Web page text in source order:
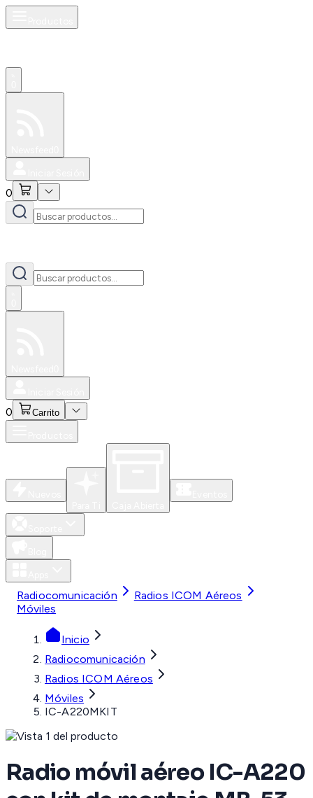
0
0 Carrito
Radiocomunicación
Radios ICOM Aéreos
Móviles
Inicio
Radiocomunicación
Radios ICOM Aéreos
Móviles
IC-A220MKIT
Radio móvil aéreo IC-A220